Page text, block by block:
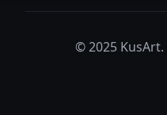
© 2025